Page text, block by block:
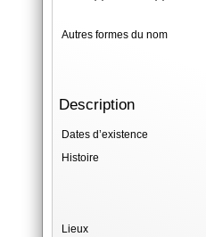
Autres formes du nom
Description
Dates d’existence
Histoire
Lieux